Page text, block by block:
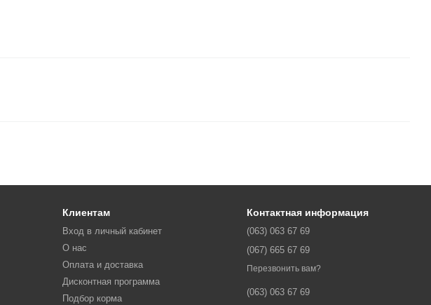
Клиентам
Вход в личный кабинет
О нас
Оплата и доставка
Дисконтная программа
Подбор корма
Контактная информация
(063) 063 67 69
(067) 665 67 69
Перезвонить вам?
(063) 063 67 69